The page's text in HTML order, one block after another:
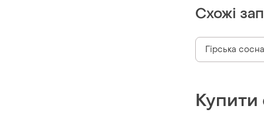
Схожі
Гірська сосна
Купити